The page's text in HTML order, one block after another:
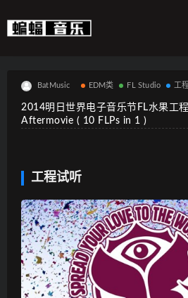
BatMusic EDM类 FL Studio 工
2014明日世界电子音乐节FL水果工
Aftermovie ( 10 FLPs in 1 )
工程试听